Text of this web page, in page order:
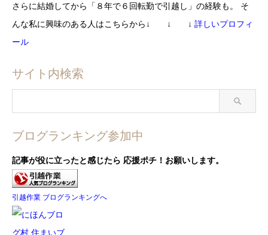
さらに結婚してから
「８年で６回転勤で引越し」の経験も。
そ
んな私に興味のある人はこちらから ↓ ↓ ↓ 詳しいプロフィ
ール
サイト内検索
ブログランキング参加中
記事が役に立ったと感じたら 応援ポチ！お願いします。
引越作業 ブログランキングへ